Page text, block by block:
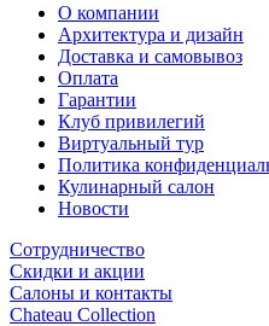
О компании
Архитектура и дизайн
Доставка и самовывоз
Оплата
Гарантии
Клуб привилегий
Виртуальный тур
Политика
Кулинарный салон
Новости
Сотрудничество
Скидки и акции
Салоны и контакты
Chateau Collection